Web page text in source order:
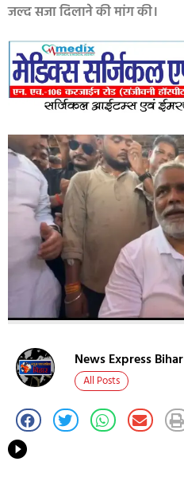
जल्द सजा दिलाने की मांग की।
News Express Bihar
All Posts